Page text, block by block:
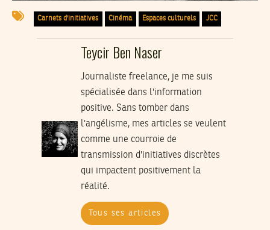
Carnets d'initiatives Cinéma Espaces culturels JCC
Teycir Ben Naser
Journaliste freelance, je me suis
spécialisée dans l'information
positive. Sans tomber dans
l'angélisme, mes articles se veulent
comme une courroie de
transmission d'initiatives discrètes
qui impactent positivement la
réalité.
Tous ses articles